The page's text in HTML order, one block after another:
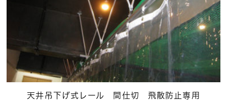
天井吊下げ式レール 間仕切 飛散防止専用